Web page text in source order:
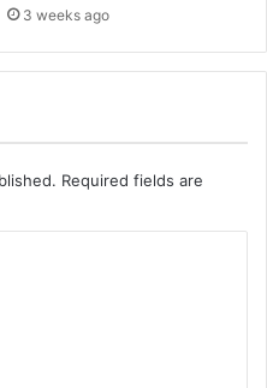
3 weeks ago
Required fields are